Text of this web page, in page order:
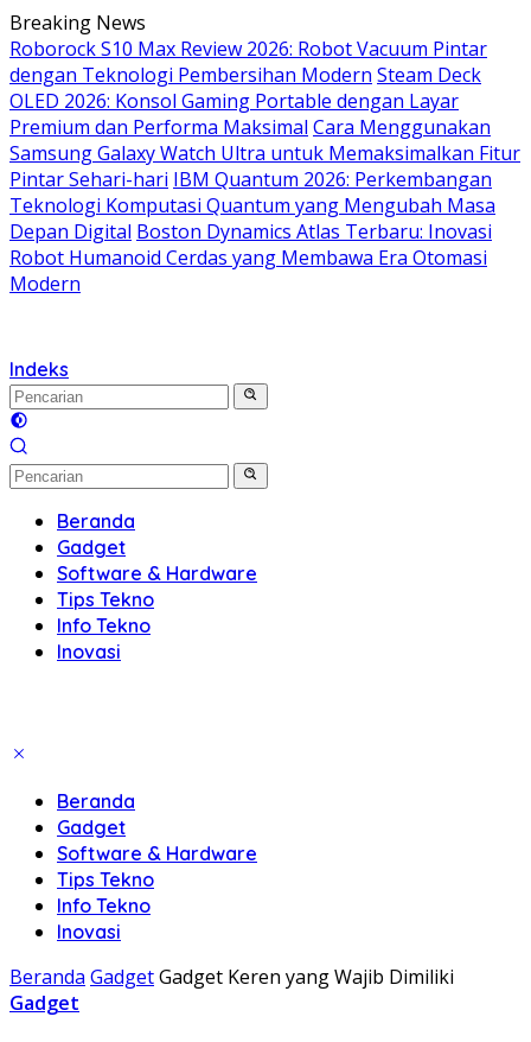
Langsung
ke
konten
Breaking News
Roborock S10 Max Review 2026: Robot Vacuum Pintar
dengan Teknologi Pembersihan Modern Steam Deck
OLED 2026: Konsol Gaming Portable dengan Layar
Premium dan Performa Maksimal Cara Menggunakan
Samsung Galaxy Watch Ultra untuk Memaksimalkan Fitur
Pintar Sehari-hari IBM Quantum 2026: Perkembangan
Teknologi Komputasi Quantum yang Mengubah Masa
Depan Digital Boston Dynamics Atlas Terbaru: Inovasi
Robot Humanoid Cerdas yang Membawa Era Otomasi
Modern
Indeks
Beranda
Gadget
Software & Hardware
Tips Tekno
Info Tekno
Inovasi
Beranda
Gadget
Software & Hardware
Tips Tekno
Info Tekno
Inovasi
Beranda GadgetGadget Keren yang Wajib Dimiliki
Gadget